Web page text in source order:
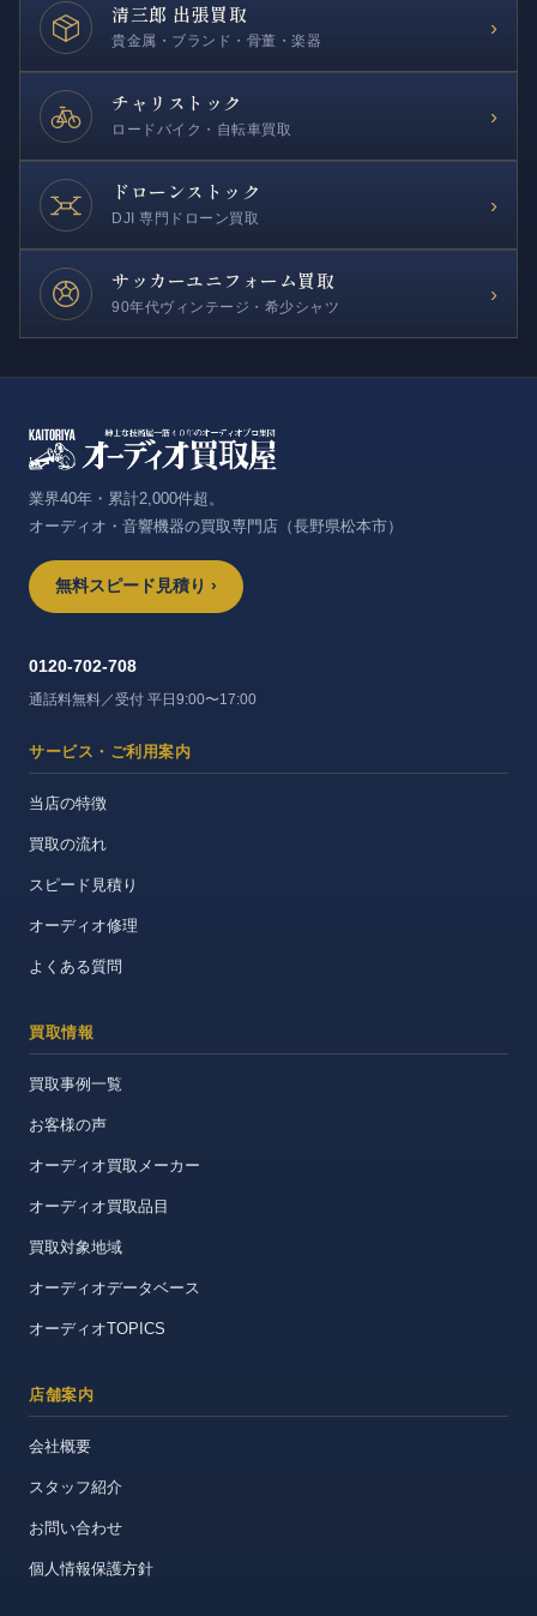
清三郎 出張買取
貴金属・ブランド・骨董・楽器
›
チャリストック
ロードバイク・自転車買取
›
ドローンストック
DJI 専門ドローン買取
›
サッカーユニフォーム買取
90年代ヴィンテージ・希少シャツ
›
業界40年・累計2,000件超。
オーディオ・音響機器の買取専門店（長野県松本市）
無料スピード見積り ›
0120-702-708
通話料無料／受付 平日9:00〜17:00
サービス・ご利用案内
当店の特徴
買取の流れ
スピード見積り
オーディオ修理
よくある質問
買取情報
買取事例一覧
お客様の声
オーディオ買取メーカー
オーディオ買取品目
買取対象地域
オーディオデータベース
オーディオTOPICS
店舗案内
会社概要
スタッフ紹介
お問い合わせ
個人情報保護方針